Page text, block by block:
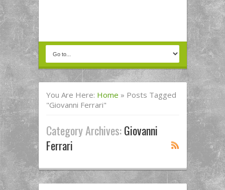
You Are Here: Home » Posts Tagged
"giovanni Ferrari"
Category Archives:Giovanni
Ferrari